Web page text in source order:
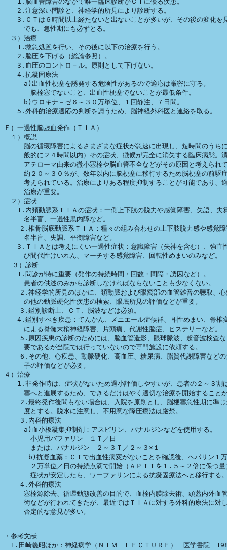
2.注意深い問診と、神経学的所見により診断する。
3.ＣＴは６時間以上経たないと出ないことが多いが、その後の変化を
でも、急性期にも必ずとる。
３）治療
1.救急処置を行い、その後に以下の治療を行う。
2.脳圧を下げる（総論参照）。
3.血圧のコントロ－ル。原則として下げない。
4.抗凝固療法
a)出血性梗塞を誘発する危険性があるので適応は厳密に守る。
脳栓塞でないこと、出血性梗塞でないことが最低条件。
b)ウロキナ－ゼ６～３０万単位、１回静注、７日間。
5.外科的治療適応の判断を請うため、脳神経外科医と連絡を取る。
Ｅ）一過性脳虚血発作（ＴＩＡ）
１）概説
脳の循環障害によるさまざまな症状が急速に出現し、短時間のうち
般的に２４時間以内）その症状、徴候が完全に消失する臨床病態。
アテローマ由来の微小塞栓や脳血管不全などがその原因と考えられ
約２０～３０％が、数年以内に脳梗塞に移行するため脳梗塞の前駆
考えられている。治療によりある程度抑制することが可能であり、
治療が重要。
２）症状
1.内頚動脈系ＴＩＡの症状：一側上下肢の脱力や感覚障害、失語、失
名半盲、一過性黒内障など。
2.椎骨脳底動脈系ＴＩＡ：種々の組み合わせの上下肢脱力感や感覚
名半盲、失調、平衡障害など。
3.ＴＩＡとは考えにくい一過性症状：意識障害（失神を含む）、強直
び間代性けいれん、マーチする感覚障害、回転性めまいのみなど。
  ３）診断
1.問診が特に重要（発作の持続時間・回数・間隔・誘因など）。
患者の供述のみから診断しなければならないことも少なくない。
2.神経学的所見のほかに、頚動脈および眼窩部の血管雑音の聴取、
の他の動脈硬化性疾患の検索、眼底所見の評価などが重要。
    3.鑑別診断上、ＣＴ、脳波などは必須。
4.鑑別すべき疾患：てんかん、メニエール症候群、耳性めまい、脊椎
による脊髄末梢神経障害、片頭痛、代謝性脳症、ヒステリーなど。
5.原因疾患の診断のためには、脳血管造影、眼球脈波、超音波検査
要であるが当院では行っていないので専門施設に依頼する。
6.その他、心疾患、動脈硬化、高血圧、糖尿病、脂質代謝障害など
子の評価などが必要。
４）治療
1.非発作時は、症状がないため過小評価しやすいが、患者の２～３割
塞へと進展するため、できるだけはやく適切な治療を開始すること
2.最終発作後間もない場合は、入院を原則とし、脳梗塞急性期に準
度とする。脱水に注意し、不用意な降圧療法は厳禁。
    3.内科的療法
a)血小板凝集抑制剤：アスピリン、パナルジンなどを使用する。
小児用バファリン　１Ｔ／日
または、パナルジン　２～３Ｔ／２～３×１
b)抗凝血薬：ＣＴで出血性病変がないことを確認後、ヘパリン１
２万単位／日の持続点滴で開始（ＡＰＴＴを１.５～２倍に保つ量
症状が安定したら、ワーファリンによる抗凝固療法へと移行する
    4.外科的療法
塞栓源除去、循環動態改善の目的で、血栓内膜除去術、頭蓋内外血
術などが行われてきたが、最近ではＴＩＡに対する外科的療法に対
否定的な意見が多い。
・参考文献
1.田崎義昭ほか：神経病学（ＮＩＭ　ＬＥＣＴＵＲＥ）　医学書院　